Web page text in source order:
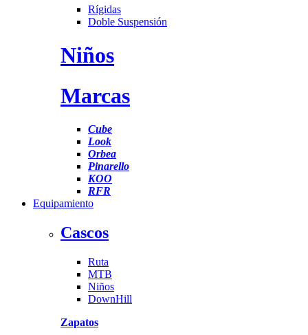
Rígidas
Doble Suspensión
Niños
Marcas
Cube
Look
Orbea
Pinarello
KOO
RFR
Equipamiento
Cascos
Ruta
MTB
Niños
DownHill
Zapatos